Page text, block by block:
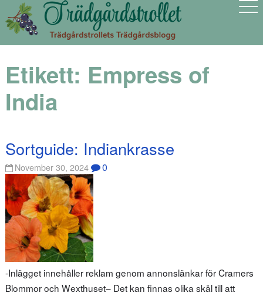
Etikett: Empress of
India
Sortguide: Indiankrasse
November 30, 2024 0
-Inlägget innehåller reklam genom annonslänkar för Cramers
Blommor och Wexthuset– Det kan finnas olika skäl till att